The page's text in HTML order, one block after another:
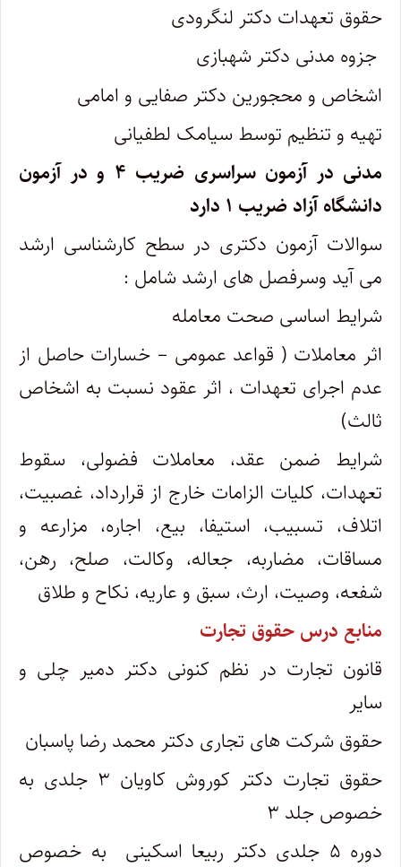
حقوق تعهدات دکتر لنگرودی
جزوه مدنی دکتر شهبازی
اشخاص و محجورین دکتر صفایی و امامی
تهیه و تنظیم توسط سیامک لطفیانی
مدنی در آزمون سراسری ضریب ۴ و در آزمون
دانشگاه آزاد ضریب ۱ دارد
سوالات آزمون دکتری در سطح کارشناسی ارشد
می آید وسرفصل های ارشد شامل :
شرایط اساسی صحت معامله
اثر معاملات ( قواعد عمومی – خسارات حاصل از
عدم اجرای تعهدات ، اثر عقود نسبت به اشخاص
ثالث)
شرایط ضمن عقد، معاملات فضولی، سقوط
تعهدات، کلیات الزامات خارج از قرارداد، غصبیت،
اتلاف، تسبیب، استیفا، بیع، اجاره، مزارعه و
مساقات، مضاربه، جعاله، وکالت، صلح، رهن،
شفعه، وصیت، ارث، سبق و عاریه، نکاح و طلاق
منابع درس حقوق تجارت
قانون تجارت در نظم کنونی دکتر دمیر چلی و
سایر
حقوق شرکت های تجاری دکتر محمد رضا پاسبان
حقوق تجارت دکتر کوروش کاویان ۳ جلدی به
خصوص جلد ۳
دوره ۵ جلدی دکتر ربیعا اسکینی به خصوص